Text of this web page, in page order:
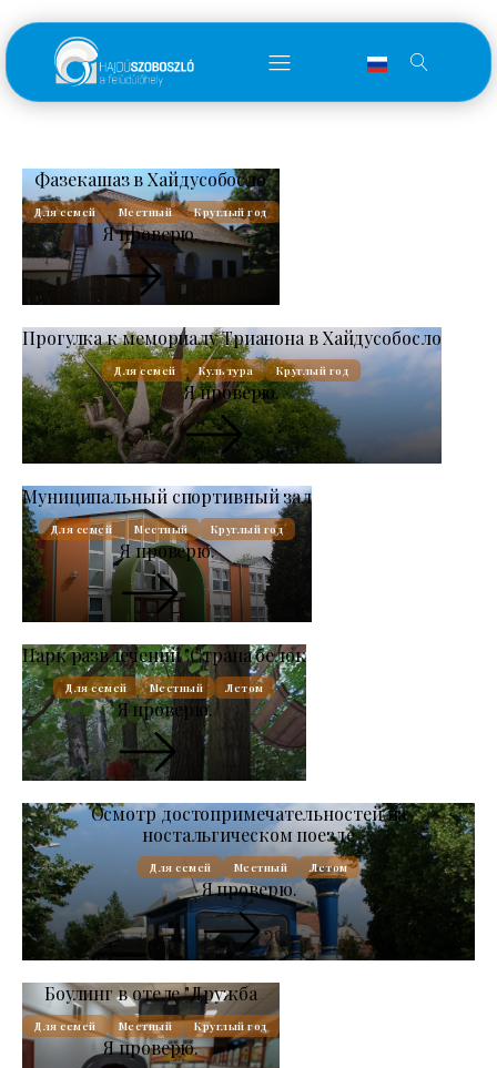
Фазекашаз в Хайдусобосло
Для семей Местный Круглый год
Я проверю.
Прогулка к мемориалу Трианона в Хайдусобосло
Для семей Культура Круглый год
Я проверю.
Муниципальный спортивный зал
Для семей Местный Круглый год
Я проверю.
Парк развлечений "Страна белок
Для семей Местный Летом
Я проверю.
Осмотр достопримечательностей на
ностальгическом поезде
Для семей Местный Летом
Я проверю.
Боулинг в отеле "Дружба
Для семей Местный Круглый год
Я проверю.